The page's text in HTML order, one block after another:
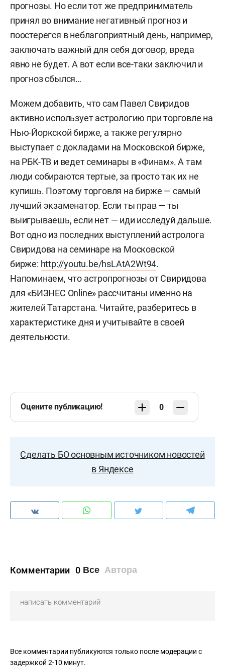
прогнозы. Но если тот же предприниматель
принял во внимание негативный прогноз и
поостерегся в неблагоприятный день, например,
заключать важный для себя договор, вреда
явно не будет. А вот если все-таки заключил и
прогноз сбылся…
Можем добавить, что сам Павел Свиридов
активно использует астрологию при торговле на
Нью-Йоркской бирже, а также регулярно
выступает с докладами на Московской бирже,
на РБК-ТВ и ведет семинары в «Финам». А там
люди собираются тертые, за просто так их не
купишь. Поэтому торговля на бирже — самый
лучший экзаменатор. Если ты прав — ты
выигрываешь, если нет — иди исследуй дальше.
Вот одно из последних выступлений астролога
Свиридова на семинаре на Московской
бирже: http://youtu.be/hsLAtA2Wt94.
Напоминаем, что астропрогнозы от Свиридова
для «БИЗНЕС Online» рассчитаны именно на
жителей Татарстана. Читайте, разберитесь в
характеристике дня и учитывайте в своей
деятельности.
Оцените публикацию! 0
Сделать БО основным источником новостей
в Яндексе
Комментарии 0 Все Автора
Все комментарии публикуются только после модерации с
задержкой 2-10 минут.